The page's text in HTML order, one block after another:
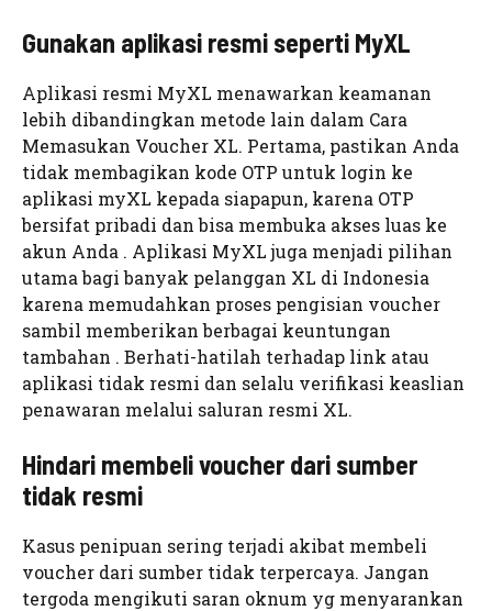
Gunakan aplikasi resmi seperti MyXL
Aplikasi resmi MyXL menawarkan keamanan
lebih dibandingkan metode lain dalam Cara
Memasukan Voucher XL. Pertama, pastikan Anda
tidak membagikan kode OTP untuk login ke
aplikasi myXL kepada siapapun, karena OTP
bersifat pribadi dan bisa membuka akses luas ke
akun Anda . Aplikasi MyXL juga menjadi pilihan
utama bagi banyak pelanggan XL di Indonesia
karena memudahkan proses pengisian voucher
sambil memberikan berbagai keuntungan
tambahan . Berhati-hatilah terhadap link atau
aplikasi tidak resmi dan selalu verifikasi keaslian
penawaran melalui saluran resmi XL.
Hindari membeli voucher dari sumber
tidak resmi
Kasus penipuan sering terjadi akibat membeli
voucher dari sumber tidak terpercaya. Jangan
tergoda mengikuti saran oknum yg menyarankan